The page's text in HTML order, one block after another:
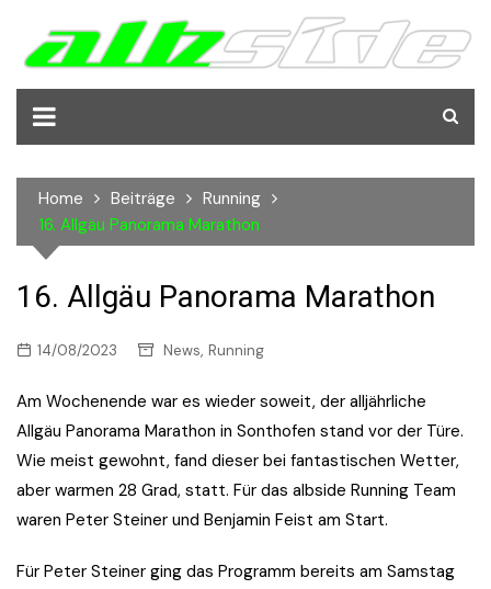
content
Home Beiträge
Running
16. Allgäu Panorama Marathon
16. Allgäu Panorama Marathon
14/08/2023 News, Running
Am Wochenende war es wieder soweit, der alljährliche
Allgäu Panorama Marathon in Sonthofen stand vor der Türe.
Wie meist gewohnt, fand dieser bei fantastischen Wetter,
aber warmen 28 Grad, statt. Für das albside Running Team
waren Peter Steiner und Benjamin Feist am Start.
Für Peter Steiner ging das Programm bereits am Samstag